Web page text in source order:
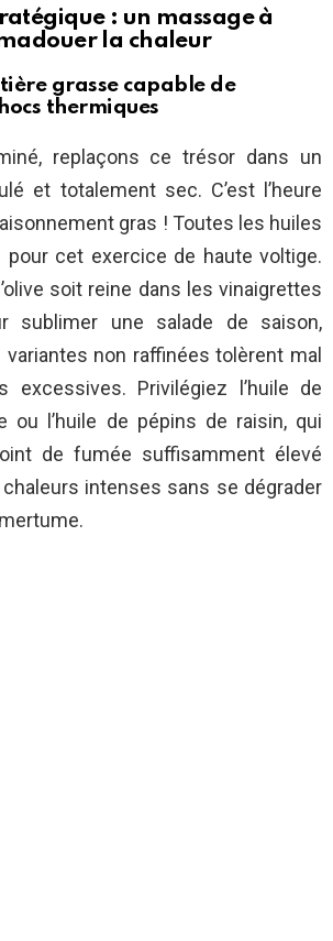
: un massage à
la chaleur
grasse capable de
thermiques
replaçons ce trésor dans un
et totalement sec. C’est l’heure
gras ! Toutes les huiles
pour cet exercice de haute voltige.
soit reine dans les vinaigrettes
sublimer une salade de saison,
non raffinées tolèrent mal
excessives. Privilégiez l’huile de
ou l’huile de pépins de raisin, qui
de fumée suffisamment élevé
intenses sans se dégrader